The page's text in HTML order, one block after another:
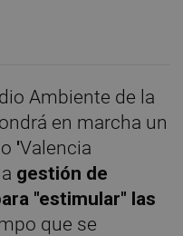
Ambiente de la
en marcha un
'Valencia
gestión de
"estimular" las
que se